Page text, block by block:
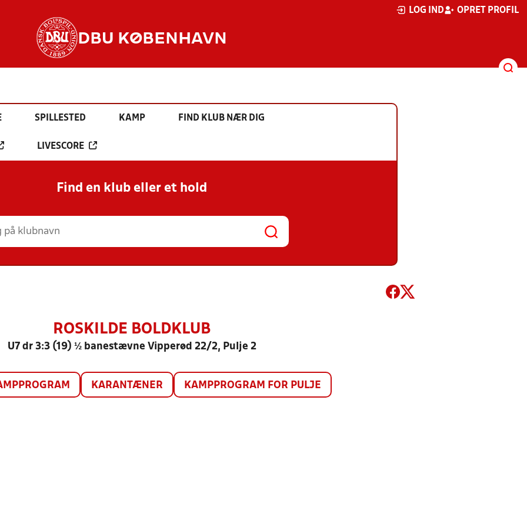
LOG IND OPRET PROFIL
DBU KØBENHAVN
SPILLESTED KAMP FIND KLUB NÆR DIG
LIVESCORE
Find en klub eller et hold
ROSKILDE BOLDKLUB
U7 dr 3:3 (19) ½ banestævne Vipperød 22/2, Pulje 2
KARANTÆNER KAMPPROGRAM FOR PULJE